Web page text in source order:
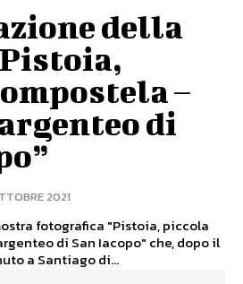
della
–
di
2021
fotografica "Pistoia, piccola
di San Iacopo" che, dopo il
a Santiago di...